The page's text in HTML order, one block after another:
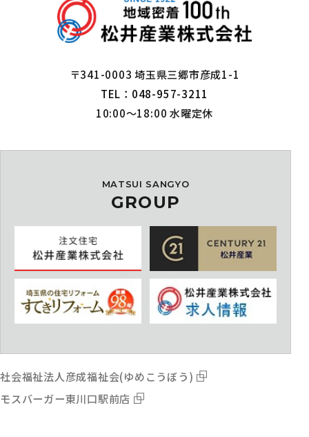
〒341-0003 埼玉県三郷市彦成1-1
TEL：048-957-3211
10:00～18:00 水曜定休
MATSUI SANGYO
GROUP
社会福祉法人彦成福祉会(ゆめこうぼう)
モスバーガー東川口駅前店